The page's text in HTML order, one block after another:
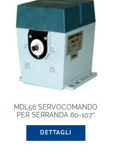
MDL56 SERVOCOMANDO
PER SERRANDA 60-107″
DETTAGLI